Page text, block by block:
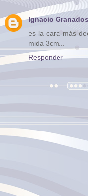
Ignacio Granados
es la cara más
mida 3cm...
Responder